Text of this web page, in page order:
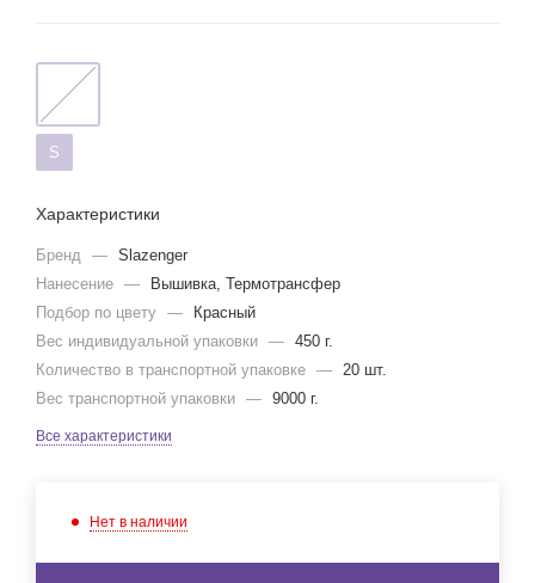
S
Характеристики
Бренд — Slazenger
Нанесение —
Вышивка, Термотрансфер
Подбор по цвету —
Красный
Вес индивидуальной упаковки — 450 г.
Количество в транспортной упаковке — 20 шт.
Вес транспортной упаковки — 9000 г.
Все характеристики
Нет в наличии